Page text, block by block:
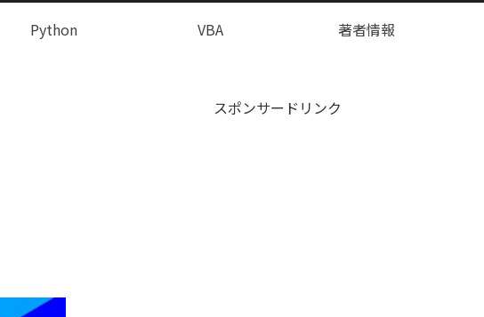
Python VBA 著者情報
スポンサードリンク